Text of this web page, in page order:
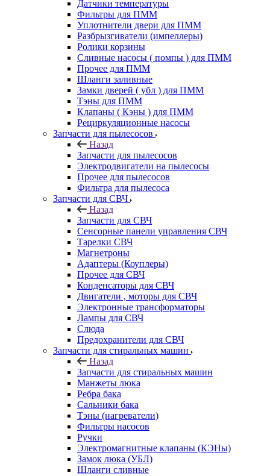
Датчики температуры
Фильтры для ПММ
Уплотнители двери для ПММ
Разбрызгиватели (импеллеры)
Ролики корзины
Сливные насосы ( помпы ) для ПММ
Прочее для ПММ
Шланги заливные
Замки дверей ( убл ) для ПММ
Тэны для ПММ
Клапаны ( Кэны ) для ПММ
Рециркуляционные насосы
Запчасти для пылесосов
Назад
Запчасти для пылесосов
Электродвигатели на пылесосы
Прочее для пылесосов
Фильтра для пылесоса
Запчасти для СВЧ
Назад
Запчасти для СВЧ
Сенсорные панели управления СВЧ
Тарелки СВЧ
Магнетроны
Адаптеры (Коуплеры)
Прочее для СВЧ
Конденсаторы для СВЧ
Двигатели , моторы для СВЧ
Электронные трансформаторы
Лампы для СВЧ
Слюда
Предохранители для СВЧ
Запчасти для стиральных машин
Назад
Запчасти для стиральных машин
Манжеты люка
Ребра бака
Сальники бака
Тэны (нагреватели)
Фильтры насосов
Ручки
Электромагнитные клапаны (КЭНы)
Замок люка (УБЛ)
Шланги сливные